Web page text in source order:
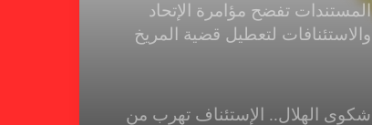
المستندات تفضح مؤامرة الإتحاد
والاستئنافات لتعطيل قضية المريخ
شكوى الهلال.. الإستئناف تهرب من